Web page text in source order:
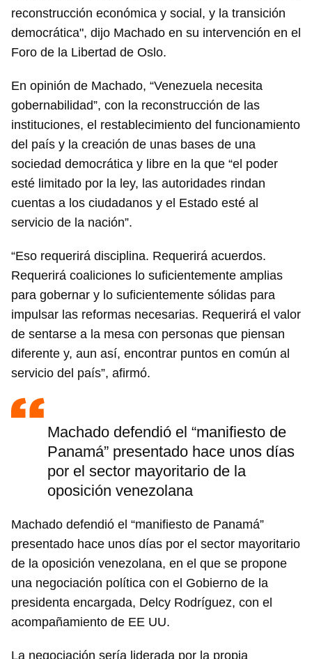
reconstrucción económica y social, y la transición
democrática", dijo Machado en su intervención en el
Foro de la Libertad de Oslo.
En opinión de Machado, “Venezuela necesita
gobernabilidad”, con la reconstrucción de las
instituciones, el restablecimiento del funcionamiento
del país y la creación de unas bases de una
sociedad democrática y libre en la que “el poder
esté limitado por la ley, las autoridades rindan
cuentas a los ciudadanos y el Estado esté al
servicio de la nación”.
“Eso requerirá disciplina. Requerirá acuerdos.
Requerirá coaliciones lo suficientemente amplias
para gobernar y lo suficientemente sólidas para
impulsar las reformas necesarias. Requerirá el valor
de sentarse a la mesa con personas que piensan
diferente y, aun así, encontrar puntos en común al
servicio del país”, afirmó.
Machado defendió el “manifiesto de
Panamá” presentado hace unos días
por el sector mayoritario de la
oposición venezolana
Machado defendió el “manifiesto de Panamá”
presentado hace unos días por el sector mayoritario
de la oposición venezolana, en el que se propone
una negociación política con el Gobierno de la
presidenta encargada, Delcy Rodríguez, con el
acompañamiento de EE UU.
La negociación sería liderada por la propia